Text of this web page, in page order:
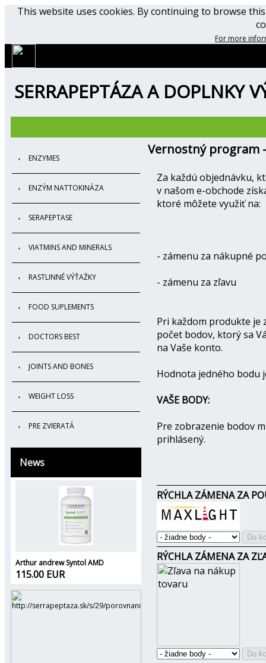
This website uses cookies. By continuing to browse
For more
SERRAPEPTÁZA A DOPLNKY
ENZYMES
ENZÝM NATTOKINÁZA
SERAPEPTASE
VIATMINS AND MINERALS
RASTLINNÉ VÝŤAŽKY
FOOD SUPLEMENTS
DOCTORS BEST
JOINTS AND BONES
WEIGHT LOSS
PRE ZVIERATÁ
News
Arthur andrew Syntol AMD
115.00 EUR
Vernostný program
Za každú objednávku,
v našom e-obchode
ktoré môžete využiť na:
- zámenu za nákupné
- zámenu za zľavu
Pri každom produkte je
počet bodov, ktorý sa
na Vaše konto.
Hodnota jedného bodu
VAŠE BODY:
Pre zobrazenie bodov
prihlásený.
RÝCHLA ZÁMENA ZA
RÝCHLA ZÁMENA ZA